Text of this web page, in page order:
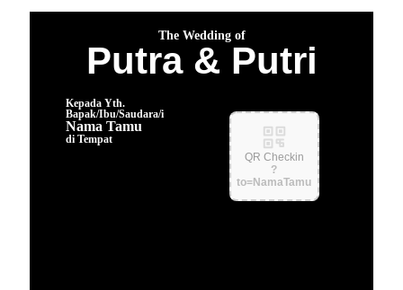
The Wedding of
Putra & Putri
Kepada Yth.
Bapak/Ibu/Saudara/i
Nama Tamu
di Tempat
QR Checkin
?
to=NamaTamu